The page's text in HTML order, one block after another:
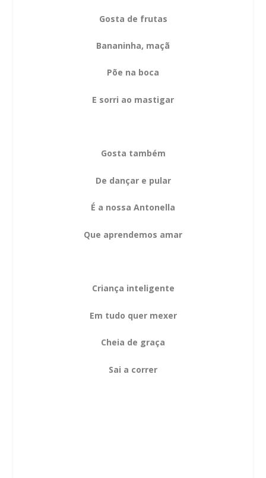
Gosta de frutas
Bananinha, maçã
Põe na boca
E sorri ao mastigar
Gosta também
De dançar e pular
É a nossa Antonella
Que aprendemos amar
Criança inteligente
Em tudo quer mexer
Cheia de graça
Sai a correr